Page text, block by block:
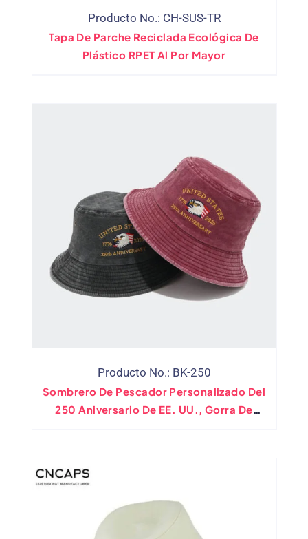
Producto No.: CH-SUS-TR
Tapa De Parche Reciclada Ecológica De
Plástico RPET Al Por Mayor
Producto No.: BK-250
Sombrero De Pescador Personalizado Del
250 Aniversario De EE. UU., Gorra De